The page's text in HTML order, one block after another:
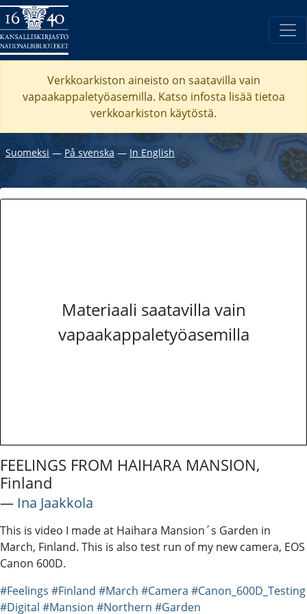
Verkkoarkiston aineisto on saatavilla vain
vapaakappaletyöasemilla. Katso infosta lisää tietoa
verkkoarkiston käytöstä.
Suomeksi ― På svenska ― In English
Materiaali saatavilla vain
vapaakappaletyöasemilla
FEELINGS FROM HAIHARA MANSION,
Finland
― Ina Jaakkola
This is video I made at Haihara Mansion´s Garden in
March, Finland. This is also test run of my new camera, EOS
Canon 600D.
#Feelings #Finland #March #Camera #Canon_600D_Testing
#Digital #Mansion #Northern #Garden